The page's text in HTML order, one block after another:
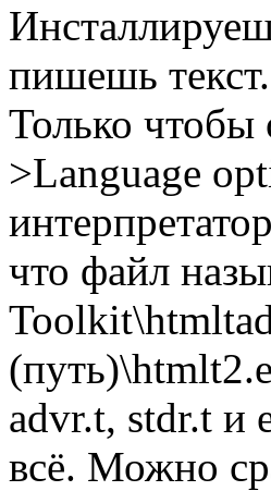
пишешь
Только чтобы
>Language
что файл
advr.t, stdr.t и
всё. Можно